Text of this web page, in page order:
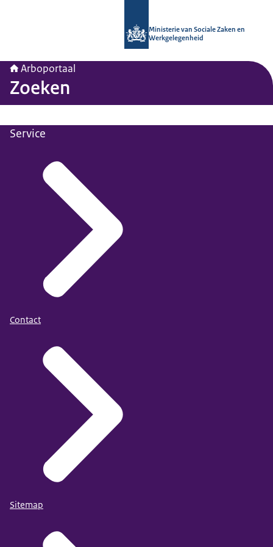
Ministerie van Sociale Zaken en
Werkgelegenheid
Arboportaal
Zoeken
Service
Contact
Sitemap